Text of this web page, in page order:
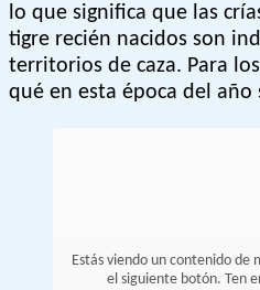
lo que significa que las
tigre recién nacidos son
territorios de caza. Para
qué en esta época del
Estás viendo un contenido de
el siguiente botón. Ten